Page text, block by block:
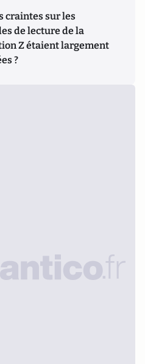
craintes sur les
de lecture de la
Z étaient largement
?